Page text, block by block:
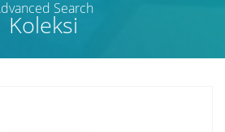
Koleksi
Search